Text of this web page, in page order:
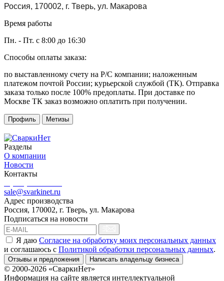
Россия, 170002, г. Тверь, ул. Макарова
Время работы
Пн. - Пт. с 8:00 до 16:30
Способы оплаты заказа:
по выставленному счету на Р/С компании; наложенным
платежом почтой России; курьерской службой (ТК). Отправка
заказа только после 100% предоплаты. При доставке по
Москве ТК заказ возможно оплатить при получении.
Профиль Метизы
Разделы
О компании
Новости
Контакты
sale@svarkinet.ru
Адрес производства
Россия, 170002, г. Тверь, ул. Макарова
Подписаться на новости
Я даю Согласие на обработку моих персональных данных
и соглашаюсь c Политикой обработки персональных данных.
Отзывы и предложения Написать владельцу бизнеса
© 2000-2026 «СваркиНет»
Информация на сайте является интеллектуальной